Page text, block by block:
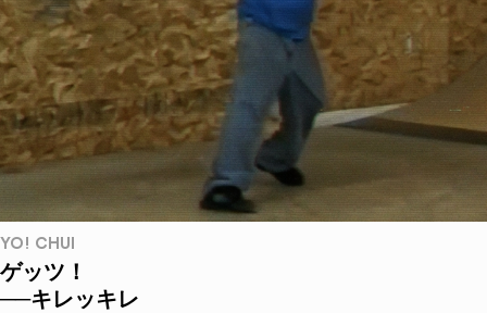
YO! CHUI
ゲッツ！
──キレッキレ